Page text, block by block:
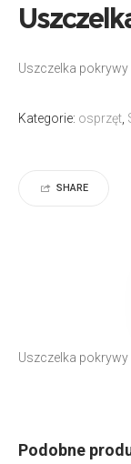
Uszczelka
Kategorie: osprzęt
SHARE
Uszczelka pokrywy
Podobne